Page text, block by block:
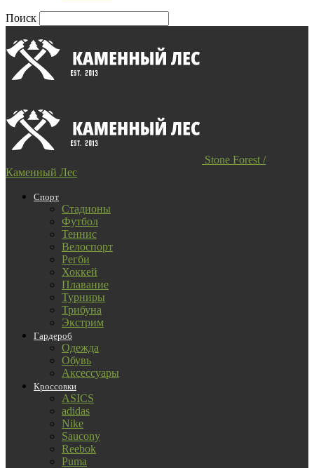
Поиск
Stone Forest /
Каменный Лес
Спорт
Стадионы
Футбол
Теннис
Велоспорт
Регби
Хоккей
Плавание
Турниры
Трибуна
Экстрим
Гардероб
Одежда
Обувь
Аксессуары
Кроссовки
ASICS
adidas
Nike
Saucony
Reebok
Puma